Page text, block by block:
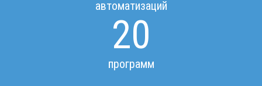
автоматизаций
20
программ